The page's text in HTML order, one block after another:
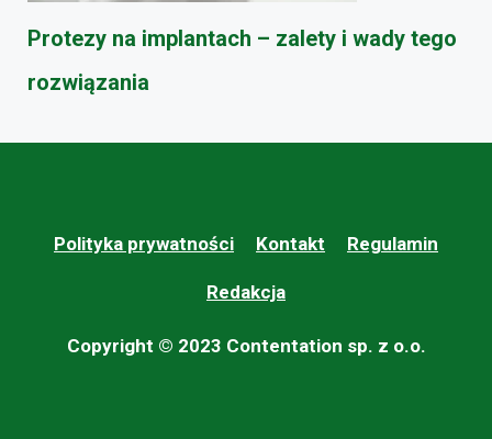
Protezy na implantach – zalety i wady tego
rozwiązania
Polityka prywatności Kontakt Regulamin
Redakcja
Copyright © 2023 Contentation sp. z o.o.